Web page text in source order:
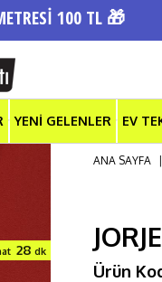
100 TL 🎁
YENİ GELENLER EV
28 dk
ANA SAYFA
Ürün